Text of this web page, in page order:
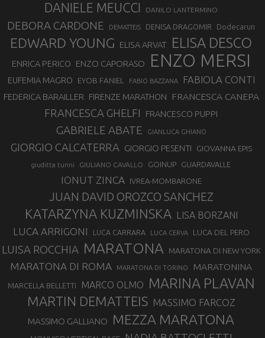
DANIELE MEUCCI DANILO LANTERMINO
DEBORA CARDONE DEMATTEIS DENISA DRAGOMIR Dodecarun
EDWARD YOUNG ELISA ARVAT ELISA DESCO
ENRICA PERICO ENZO CAPORASO ENZO MERSI
EUFEMIA MAGRO EYOB FANIEL FABIO BAZZANA FABIOLA CONTI
FEDERICA BARAILLER FIRENZE MARATHON FRANCESCA CANEPA
FRANCESCA GHELFI FRANCESCO PUPPI
GABRIELE ABATE GIANLUCA GHIANO
GIORGIO CALCATERRA GIORGIO PESENTI GIOVANNA EPIS
giuditta turini GIULIANO CAVALLO GOINUP GUARDAVALLE
IONUT ZINCA IVREA-MOMBARONE
JUAN DAVID OROZCO SANCHEZ
KATARZYNA KUZMINSKA LISA BORZANI
LUCA ARRIGONI LUCA CARRARA LUCA CERVA LUCA DEL PERO
LUISA ROCCHIA MARATONA MARATONA DI NEW YORK
MARATONA DI ROMA MARATONA DI TORINO MARATONINA
MARCELLA BELLETTI MARCO OLMO MARINA PLAVAN
MARTIN DEMATTEIS MASSIMO FARCOZ
MASSIMO GALLIANO MEZZA MARATONA